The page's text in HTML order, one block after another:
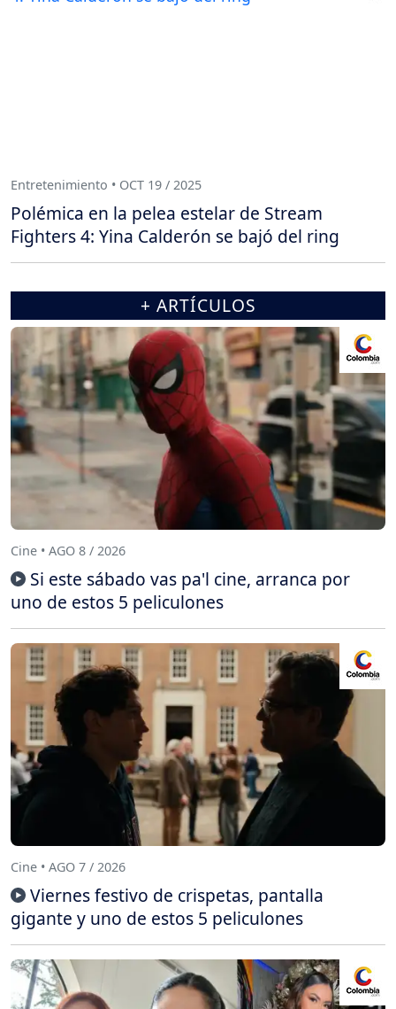
Entretenimiento • OCT 19 / 2025
Polémica en la pelea estelar de Stream
Fighters 4: Yina Calderón se bajó del ring
+ ARTÍCULOS
Cine • AGO 8 / 2026
Si este sábado vas pa'l cine, arranca por
uno de estos 5 peliculones
Cine • AGO 7 / 2026
Viernes festivo de crispetas, pantalla
gigante y uno de estos 5 peliculones